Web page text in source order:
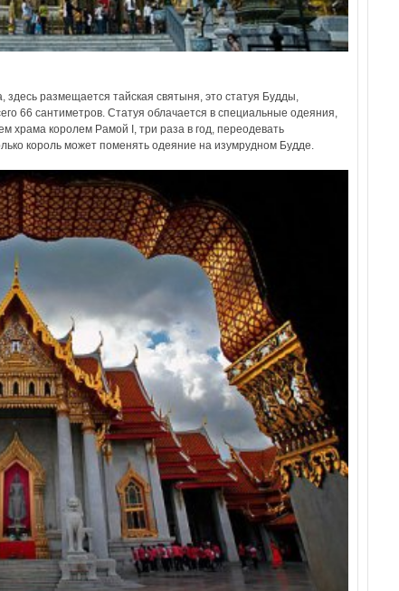
размещается тайская святыня, это статуя Будды,
66 сантиметров. Статуя облачается в специальные одеяния,
храма королем Рамой I, три раза в год, переодевать
король может поменять одеяние на изумрудном Будде.